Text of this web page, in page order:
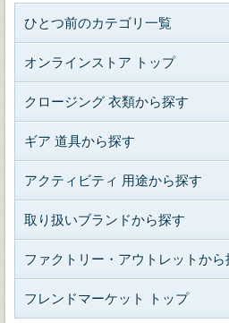
ひとつ前のカテゴリ一覧
オンラインストア トップ
クロージング 衣類から探す
ギア 道具から探す
アクティビティ 用途から探す
取り扱いブランドから探す
ファクトリー・アウトレットから
フレンドマーケット トップ